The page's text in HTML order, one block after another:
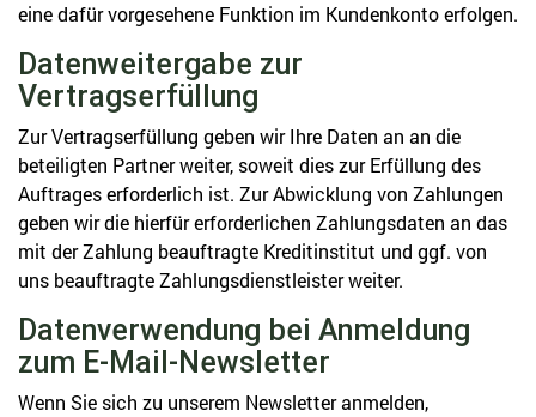
eine dafür vorgesehene Funktion im Kundenkonto erfolgen.
Datenweitergabe zur
Vertragserfüllung
Zur Vertragserfüllung geben wir Ihre Daten an an die
beteiligten Partner weiter, soweit dies zur Erfüllung des
Auftrages erforderlich ist. Zur Abwicklung von Zahlungen
geben wir die hierfür erforderlichen Zahlungsdaten an das
mit der Zahlung beauftragte Kreditinstitut und ggf. von
uns beauftragte Zahlungsdienstleister weiter.
Datenverwendung bei Anmeldung
zum E-Mail-Newsletter
Wenn Sie sich zu unserem Newsletter anmelden,